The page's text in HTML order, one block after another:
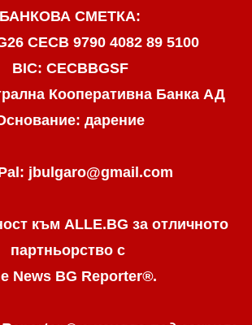
БАНКОВА СМЕТКА:
CECB 9790 4082 89 5100
BIC: CECBBGSF
Кооперативна Банка АД
дарение
jbulgaro@gmail.com
към ALLE.BG за отличното
партньорство с
News BG Reporter®.